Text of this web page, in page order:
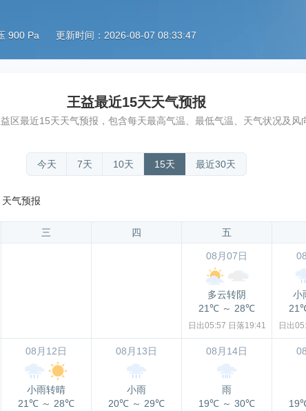
900 Pa 更新时间：2026-08-07 08:33:47
王益最近15天天气预报
区最近15天天气预报，包含每天最高气温、最低气温、天气状况及风
今天 7天 10天 15天 最近30天
气预报
三 四 五
08月07日
多云转阴
21℃ ～ 28℃
日出05:57 日落19:41
小
日出
08月12日
小雨转晴
21℃ ～ 28℃
08月13日
小雨
20℃ ～ 29℃
08月14日
雨
19℃ ～ 30℃